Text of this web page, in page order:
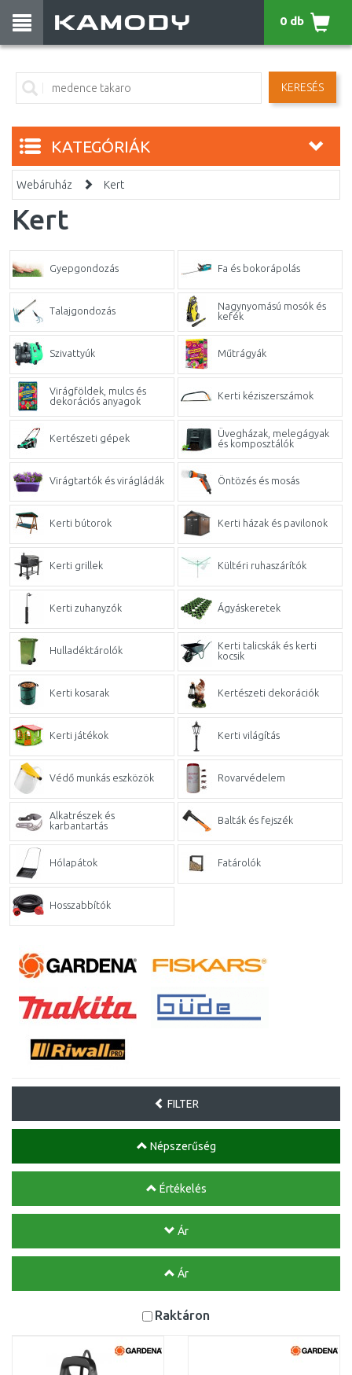
KERESÉS
0 db
KATEGÓRIÁK
Webáruház Kert
Kert
Gyepgondozás Fa és bokorápolás
Talajgondozás
Nagynyomású mosók és
kefék
Szivattyúk Műtrágyák
Virágföldek, mulcs és
dekorációs anyagok
Kerti kéziszerszámok
Kertészeti gépek
Üvegházak, melegágyak
és komposztálók
Virágtartók és virágládák Öntözés és mosás
Kerti bútorok Kerti házak és pavilonok
Kerti grillek Kültéri ruhaszárítók
Kerti zuhanyzók Ágyáskeretek
Hulladéktárolók
Kerti talicskák és kerti
kocsik
Kerti kosarak Kertészeti dekorációk
Kerti játékok Kerti világítás
Védő munkás eszközök Rovarvédelem
Alkatrészek és
karbantartás
Balták és fejszék
Hólapátok Fatárolók
Hosszabbítók
FILTER
Népszerűség
Értékelés
Ár
Ár
Raktáron